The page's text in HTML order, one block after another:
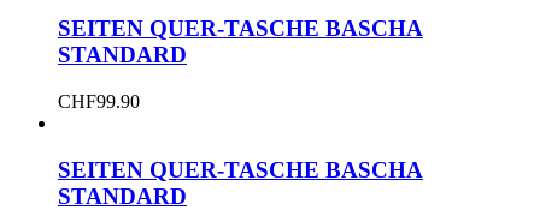
SEITEN QUER-TASCHE BASCHA
STANDARD
CHF99.90
SEITEN QUER-TASCHE BASCHA
STANDARD